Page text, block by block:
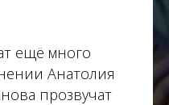
ещё много
Анатолия
прозвучат